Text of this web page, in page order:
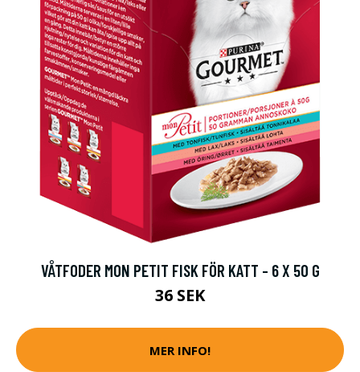
VÅTFODER MON PETIT FISK FÖR KATT - 6 X 50 G
36 SEK
MER INFO!